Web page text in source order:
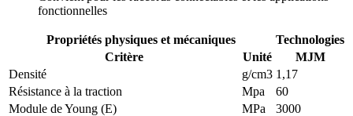
fonctionnelles
Propriétés physiques et mécaniques
Technologies
Critère
Unité
MJM
Densité
g/cm3 1,17
Résistance à la traction
Mpa
60
Module de Young (E)
MPa
3000